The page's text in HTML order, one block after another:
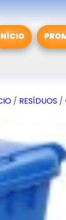
/ RESÍDUOS /